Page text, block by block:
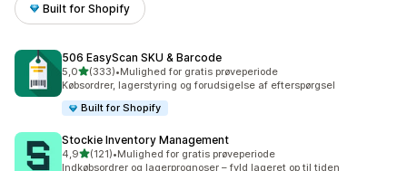
Built for Shopify
506 EasyScan SKU & Barcode
5,0ud af 5 stjerner
(333)
333 anmeldelser i alt
•Mulighed for gratis prøveperiode
Købsordrer, lagerstyring og forudsigelse af efterspørgsel
Built for Shopify
Stockie Inventory Management
4,9ud af 5 stjerner
(121)
121 anmeldelser i alt
•Mulighed for gratis prøveperiode
Indkøbsordrer og lagerprognoser – fyld lageret op til tiden